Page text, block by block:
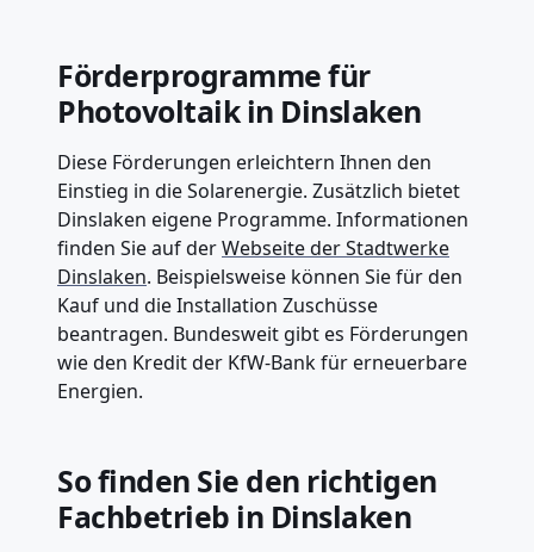
Förderprogramme für
Photovoltaik in Dinslaken
Diese Förderungen erleichtern Ihnen den
Einstieg in die Solarenergie. Zusätzlich bietet
Dinslaken eigene Programme. Informationen
finden Sie auf derWebseite der Stadtwerke
Dinslaken. Beispielsweise können Sie für den
Kauf und die Installation Zuschüsse
beantragen. Bundesweit gibt es Förderungen
wie den Kredit der KfW-Bank für erneuerbare
Energien.
So finden Sie den richtigen
Fachbetrieb in Dinslaken